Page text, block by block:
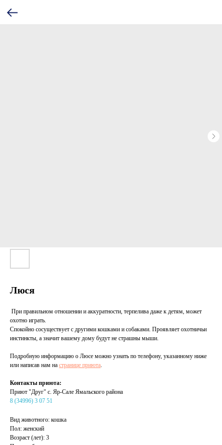
Люся
При правильном отношении и аккуратности, терпелива даже к детям, может
охотно играть.
Спокойно сосуществует с другими кошками и собаками. Проявляет охотничьи
инстинкты, а значит вашему дому будут не страшны мыши.
Подробную информацию о Люсе можно узнать по телефону, указанному ниже
или написав нам на странице приюта.
Контакты приюта:
Приют "Друг" с. Яр-Сале Ямальского района
8 (34996) 3 07 51
Вид животного: кошка
Пол: женский
Возраст (лет): 3